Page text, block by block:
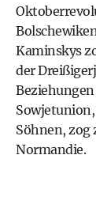
Kaminskys
der
Söhnen, zog
Normandie.